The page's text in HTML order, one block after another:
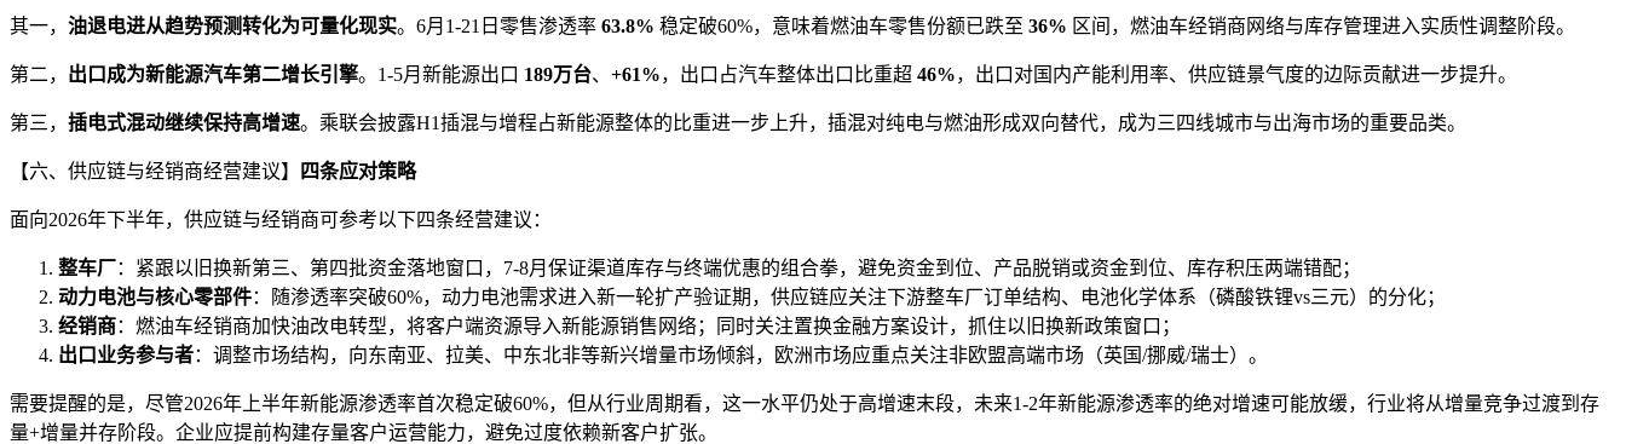
其一， 油退电进从趋势预测转化为可量化现实。6月1-21日零售渗透率 63.8% 稳定破60%，意味着燃油车零售份额已跌至 36% 区间，燃油车经销商网络与库存管理进入实质性调整阶段。
第二， 出口成为新能源汽车第二增长引擎。1-5月新能源出口 189万台、 +61%，出口占汽车整体出口比重超 46%，出口对国内产能利用率、供应链景气度的边际贡献进一步提升。
第三， 插电式混动继续保持高增速。乘联会披露H1插混与增程占新能源整体的比重进一步上升，插混对纯电与燃油形成双向替代，成为三四线城市与出海市场的重要品类。
【六、供应链与经销商经营建议】 四条应对策略
面向2026年下半年，供应链与经销商可参考以下四条经营建议：
整车厂：紧跟以旧换新第三、第四批资金落地窗口，7-8月保证渠道库存与终端优惠的组合拳，避免资金到位、产品脱销或资金到位、库存积压两端错配；
动力电池与核心零部件：随渗透率突破60%，动力电池需求进入新一轮扩产验证期，供应链应关注下游整车厂订单结构、电池化学体系（磷酸铁锂vs三元）的分化；
经销商：燃油车经销商加快油改电转型，将客户端资源导入新能源销售网络；同时关注置换金融方案设计，抓住以旧换新政策窗口；
出口业务参与者：调整市场结构，向东南亚、拉美、中东北非等新兴增量市场倾斜，欧洲市场应重点关注非欧盟高端市场（英国/挪威/瑞士）。
需要提醒的是，尽管2026年上半年新能源渗透率首次稳定破60%，但从行业周期看，这一水平仍处于高增速末段，未来1-2年新能源渗透率的绝对增速可能放缓，行业将从增量竞争过渡到存
量+增量并存阶段。企业应提前构建存量客户运营能力，避免过度依赖新客户扩张。